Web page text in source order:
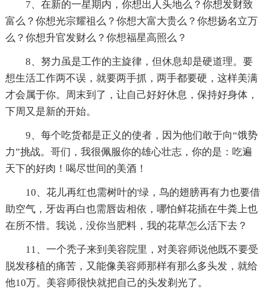
7、在新的一星期内，你想出人头地么？你想发财致
富么？你想光宗耀祖么？你想大富大贵么？你想扬名立万
么？你想升官发财么？你想福星高照么？
8、努力虽是工作的主旋律，但休息却是硬道理。要
想生活工作两不误，就要两手抓，两手都要硬，这样美满
才会属于你。周末到了，让自己好好休息，保持好身体，
下周又是新的开始。
9、每个吃货都是正义的使者，因为他们敢于向“饿势
力”挑战。哥们，我很佩服你的雄心壮志，你的是：吃遍
天下的好肉！喝尽世间的美酒！
10、花儿再红也需树叶的'绿，鸟的翅膀再有力也要借
助空气，牙齿再白也需唇齿相依，哪怕鲜花插在牛粪上也
在所不惜。我说，没你当肥料，我的花草怎么活下去？
11、一个秃子来到美容院里，对美容师说他既不要受
脱发移植的痛苦，又能像美容师那样有那么多头发，就给
他10万。美容师很快就把自己的头发剃光了。